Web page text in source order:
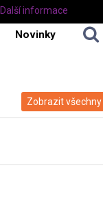
Novinky
Zobrazit
Další informace